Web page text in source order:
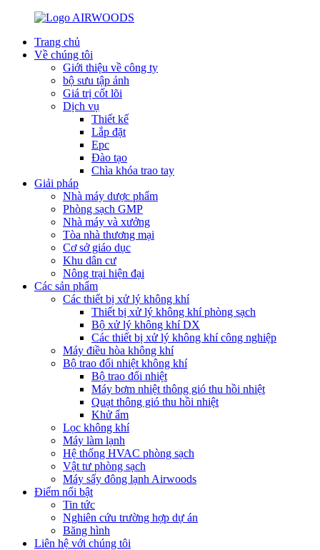
Trang chủ
Về chúng tôi
Giới thiệu về công ty
bộ sưu tập ảnh
Giá trị cốt lõi
Dịch vụ
Thiết kế
Lắp đặt
Epc
Đào tạo
Chìa khóa trao tay
Giải pháp
Nhà máy dược phẩm
Phòng sạch GMP
Nhà máy và xưởng
Tòa nhà thương mại
Cơ sở giáo dục
Khu dân cư
Nông trại hiện đại
Các sản phẩm
Các thiết bị xử lý không khí
Thiết bị xử lý không khí phòng sạch
Bộ xử lý không khí DX
Các thiết bị xử lý không khí công nghiệp
Máy điều hòa không khí
Bộ trao đổi nhiệt không khí
Bộ trao đổi nhiệt
Máy bơm nhiệt thông gió thu hồi nhiệt
Quạt thông gió thu hồi nhiệt
Khử ẩm
Lọc không khí
Máy làm lạnh
Hệ thống HVAC phòng sạch
Vật tư phòng sạch
Máy sấy đông lạnh Airwoods
Điểm nổi bật
Tin tức
Nghiên cứu trường hợp dự án
Băng hình
Liên hệ với chúng tôi